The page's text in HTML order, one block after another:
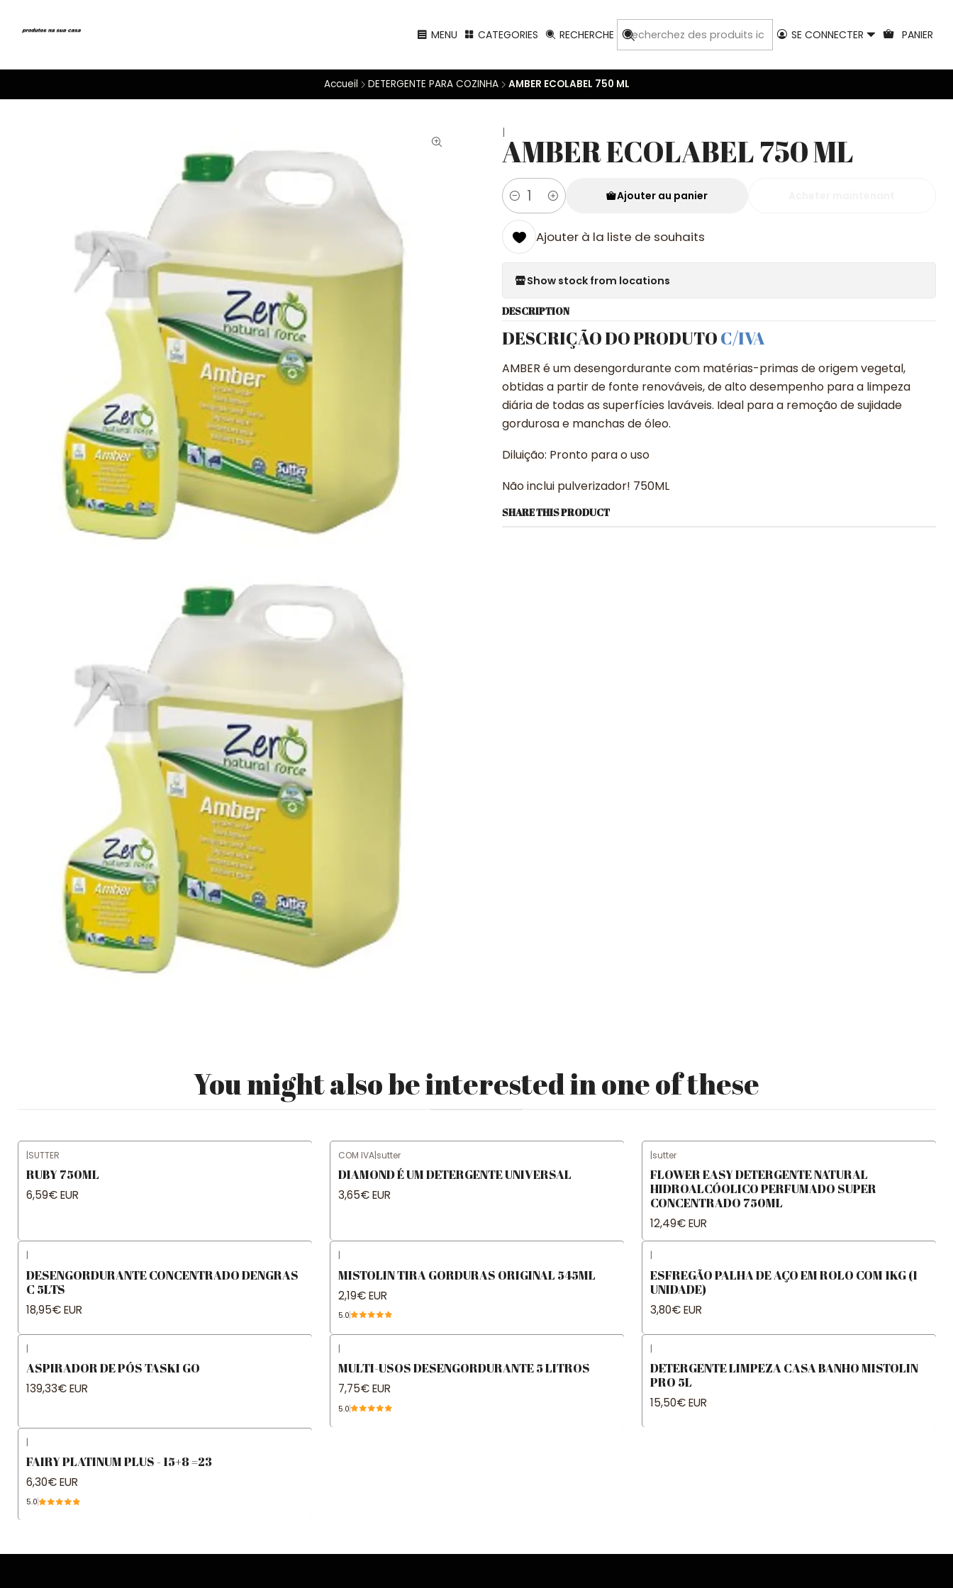
MENU CATEGORIES RECHERCHE SE CONNECTER PANIER
Accueil DETERGENTE PARA COZINHA AMBER ECOLABEL 750 ML
|
AMBER ECOLABEL 750 ML
Quantité
Ajouter au panier
Ajouter à la liste de souhaits
Show stock from locations
DESCRIPTION
DESCRIÇÃO DO PRODUTOC/IVA
AMBER é um desengordurante com matérias-primas de origem vegetal,
obtidas a partir de fonte renováveis, de alto desempenho para a limpeza
diária de todas as superfícies laváveis. Ideal para a remoção de sujidade
gordurosa e manchas de óleo.
Diluição: Pronto para o uso
Não inclui pulverizador! 750ML
SHARE THIS PRODUCT
You might also be interested in one of these
|SUTTER
RUBY 750ML
6,59€ EUR
COM IVA|sutter
DIAMOND É UM DETERGENTE UNIVERSAL
3,65€ EUR
|sutter
FLOWER EASY DETERGENTE NATURAL
HIDROALCÓOLICO PERFUMADO SUPER
CONCENTRADO 750ML
12,49€ EUR
|
DESENGORDURANTE CONCENTRADO DENGRAS
C 5LTS
18,95€ EUR
|
MISTOLIN TIRA GORDURAS ORIGINAL 545ML
2,19€ EUR
5.0
|
ESFREGÃO PALHA DE AÇO EM ROLO COM 1KG (1
UNIDADE)
3,80€ EUR
|
ASPIRADOR DE PÓS TASKI GO
139,33€ EUR
|
MULTI-USOS DESENGORDURANTE 5 LITROS
7,75€ EUR
5.0
|
DETERGENTE LIMPEZA CASA BANHO MISTOLIN
PRO 5L
15,50€ EUR
|
FAIRY PLATINUM PLUS - 15+8 =23
6,30€ EUR
5.0